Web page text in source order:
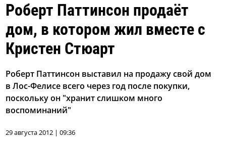
Роберт Паттинсон продаёт
дом, в котором жил вместе с
Кристен Стюарт
Роберт Паттинсон выставил на продажу свой дом
в Лос-Фелисе всего через год после покупки,
поскольку он "хранит слишком много
воспоминаний"
29 августа 2012 | 09:36